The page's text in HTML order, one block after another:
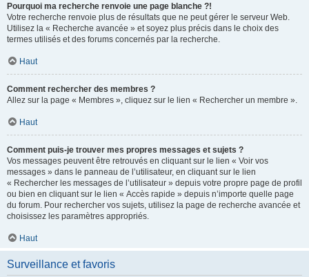
Pourquoi ma recherche renvoie une page blanche ?!
Votre recherche renvoie plus de résultats que ne peut gérer le serveur Web.
Utilisez la « Recherche avancée » et soyez plus précis dans le choix des
termes utilisés et des forums concernés par la recherche.
Haut
Comment rechercher des membres ?
Allez sur la page « Membres », cliquez sur le lien « Rechercher un membre ».
Haut
Comment puis-je trouver mes propres messages et sujets ?
Vos messages peuvent être retrouvés en cliquant sur le lien « Voir vos
messages » dans le panneau de l’utilisateur, en cliquant sur le lien
« Rechercher les messages de l’utilisateur » depuis votre propre page de profil
ou bien en cliquant sur le lien « Accès rapide » depuis n’importe quelle page
du forum. Pour rechercher vos sujets, utilisez la page de recherche avancée et
choisissez les paramètres appropriés.
Haut
Surveillance et favoris